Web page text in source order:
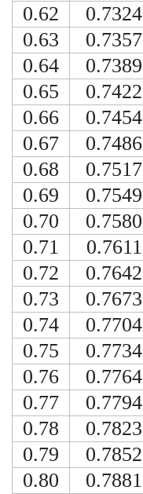
0.62
0.7324
0.63
0.7357
0.64
0.7389
0.65
0.7422
0.66
0.7454
0.67
0.7486
0.68
0.7517
0.69
0.7549
0.70
0.7580
0.71
0.7611
0.72
0.7642
0.73
0.7673
0.74
0.7704
0.75
0.7734
0.76
0.7764
0.77
0.7794
0.78
0.7823
0.79
0.7852
0.80
0.7881